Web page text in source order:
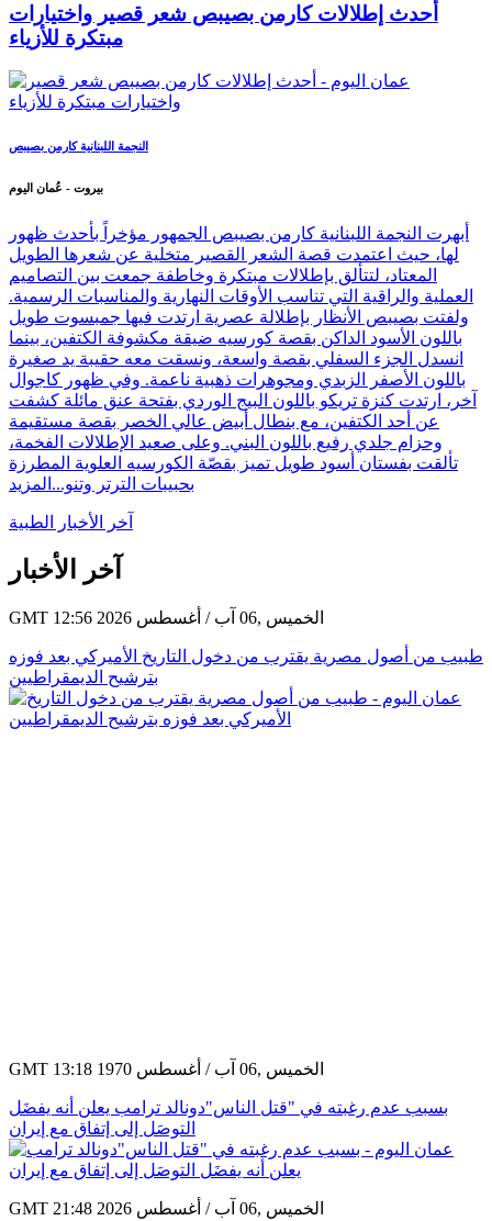
أحدث إطلالات كارمن بصيبص شعر قصير واختيارات
مبتكرة للأزياء
النجمة اللبنانية كارمن بصيبص
بيروت - عُمان اليوم
أبهرت النجمة اللبنانية كارمن بصيبص الجمهور مؤخراً بأحدث ظهور
لها، حيث اعتمدت قصة الشعر القصير متخلية عن شعرها الطويل
المعتاد، لتتألق بإطلالات مبتكرة وخاطفة جمعت بين التصاميم
العملية والراقية التي تناسب الأوقات النهارية والمناسبات الرسمية.
ولفتت بصيبص الأنظار بإطلالة عصرية ارتدت فيها جمبسوت طويل
باللون الأسود الداكن بقصة كورسيه ضيقة مكشوفة الكتفين، بينما
انسدل الجزء السفلي بقصة واسعة، ونسقت معه حقيبة يد صغيرة
باللون الأصفر الزبدي ومجوهرات ذهبية ناعمة. وفي ظهور كاجوال
آخر، ارتدت كنزة تريكو باللون البيج الوردي بفتحة عنق مائلة كشفت
عن أحد الكتفين، مع بنطال أبيض عالي الخصر بقصة مستقيمة
وحزام جلدي رفيع باللون البني. وعلى صعيد الإطلالات الفخمة،
تألقت بفستان أسود طويل تميز بقصّة الكورسيه العلوية المطرزة
بحبيبات الترتر وتنو... المزيد
آخر الأخبار الطبية
آخر الأخبار
GMT 12:56 2026 الخميس ,06 آب / أغسطس
طبيب من أصول مصرية يقترب من دخول التاريخ الأميركي بعد فوزه
بترشيح الديمقراطيين
GMT 13:18 1970 الخميس ,06 آب / أغسطس
بسبب عدم رغبته في "قتل الناس"دونالد ترامب يعلن أنه يفضَل
التوصَل إلى إتفاق مع إيران
GMT 21:48 2026 الخميس ,06 آب / أغسطس